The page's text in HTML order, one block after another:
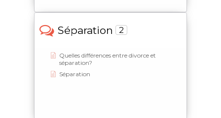
Séparation 2
Quelles différences entre divorce et
séparation?
Séparation